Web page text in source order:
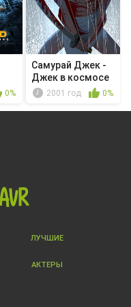
0%
Самурай Джек -
Джек в космосе
2001 год 0%
ЛУЧШИЕ
АКТЕРЫ